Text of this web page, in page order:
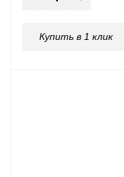
Купить в 1 клик